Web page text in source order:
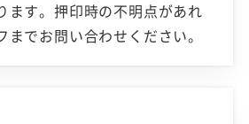
ます。押印時の不明点があれ
でお問い合わせください。